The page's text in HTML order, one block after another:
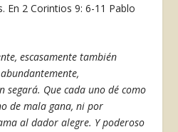
En 2 Corintios 9: 6-11 Pablo
escasamente también
segará. Que cada uno dé como
de mala gana, ni por
al dador alegre. Y poderoso